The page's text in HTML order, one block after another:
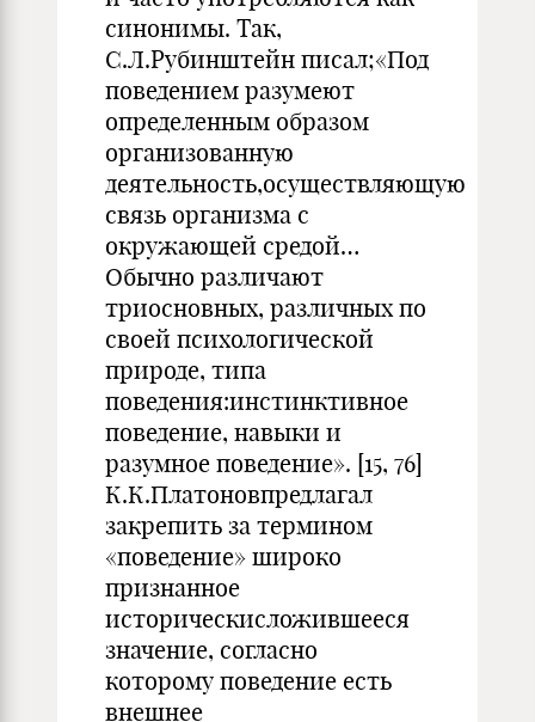
синонимы. Так,
С.Л.Рубинштейн писал;«Под
поведением разумеют
определенным образом
организованную
деятельность,осуществляющую
связь организма с
окружающей средой…
Обычно различают
триосновных, различных по
своей психологической
природе, типа
поведения:инстинктивное
поведение, навыки и
разумное поведение». [15, 76]
К.К.Платоновпредлагал
закрепить за термином
«поведение» широко
признанное
историческисложившееся
значение, согласно
которому поведение есть
внешнее